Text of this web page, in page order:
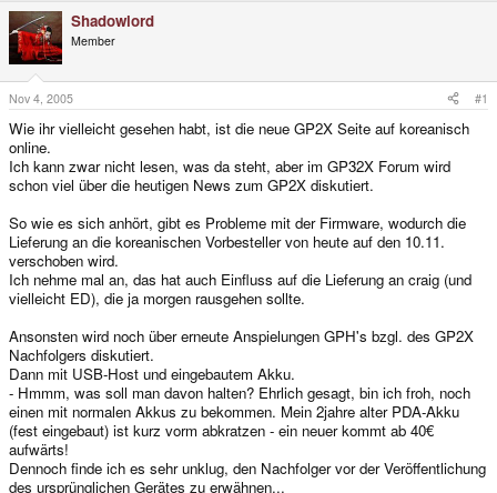
d
s
t
a
r
t
e
r
d
a
Shadowlord
Member
Nov 4, 2005 #1
Wie ihr vielleicht gesehen habt, ist die neue GP2X Seite auf koreanisch
online.
Ich kann zwar nicht lesen, was da steht, aber im GP32X Forum wird
schon viel über die heutigen News zum GP2X diskutiert.
So wie es sich anhört, gibt es Probleme mit der Firmware, wodurch die
Lieferung an die koreanischen Vorbesteller von heute auf den 10.11.
verschoben wird.
Ich nehme mal an, das hat auch Einfluss auf die Lieferung an craig (und
vielleicht ED), die ja morgen rausgehen sollte.
Ansonsten wird noch über erneute Anspielungen GPH's bzgl. des GP2X
Nachfolgers diskutiert.
Dann mit USB-Host und eingebautem Akku.
- Hmmm, was soll man davon halten? Ehrlich gesagt, bin ich froh, noch
einen mit normalen Akkus zu bekommen. Mein 2jahre alter PDA-Akku
(fest eingebaut) ist kurz vorm abkratzen - ein neuer kommt ab 40€
aufwärts!
Dennoch finde ich es sehr unklug, den Nachfolger vor der Veröffentlichung
des ursprünglichen Gerätes zu erwähnen...